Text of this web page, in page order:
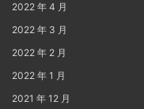
2022 年 4 月
2022 年 3 月
2022 年 2 月
2022 年 1 月
2021 年 12 月